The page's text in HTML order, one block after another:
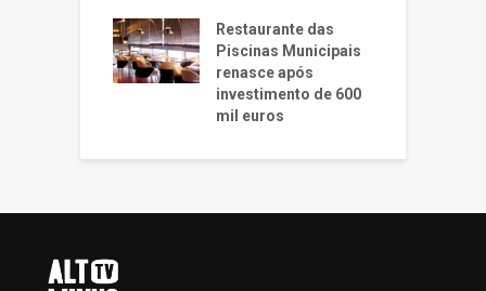
Restaurante das
Piscinas Municipais
renasce após
investimento de 600
mil euros